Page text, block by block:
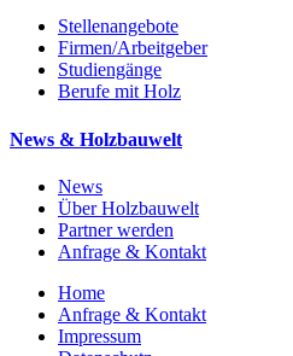
Stellenangebote
Firmen/Arbeitgeber
Studiengänge
Berufe mit Holz
News & Holzbauwelt
News
Über Holzbauwelt
Partner werden
Anfrage & Kontakt
Home
Anfrage & Kontakt
Impressum